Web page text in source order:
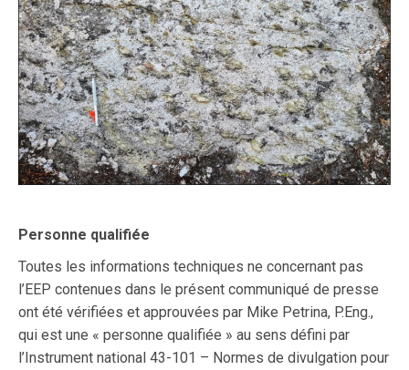
Personne qualifiée
Toutes les informations techniques ne concernant pas
l’EEP contenues dans le présent communiqué de presse
ont été vérifiées et approuvées par Mike Petrina, P.Eng.,
qui est une « personne qualifiée » au sens défini par
l’Instrument national 43-101 – Normes de divulgation pour